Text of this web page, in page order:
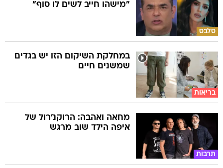
סלבס
"מישהו חייב לשים לו סוף"
בריאות
במחלקת השיקום הזו יש בגדים
שמשנים חיים
תרבות
מחאה ואהבה: הרוקנ'רול של
איפה הילד שוב מרגש